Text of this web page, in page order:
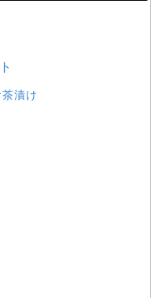
茶漬け